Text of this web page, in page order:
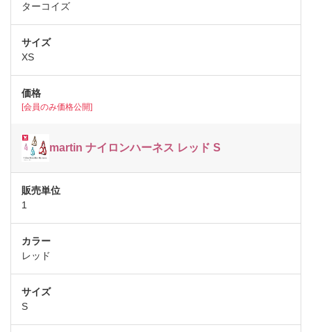
ターコイズ
XS
[会員のみ価格公開]
martin ナイロンハーネス レッド S
1
レッド
S